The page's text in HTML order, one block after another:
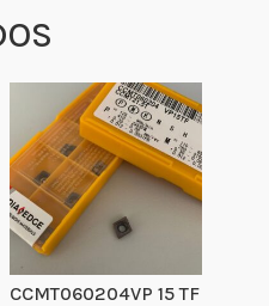
CCMT060204VP 15 TF